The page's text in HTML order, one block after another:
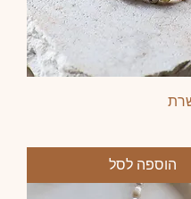
הוספה לסל